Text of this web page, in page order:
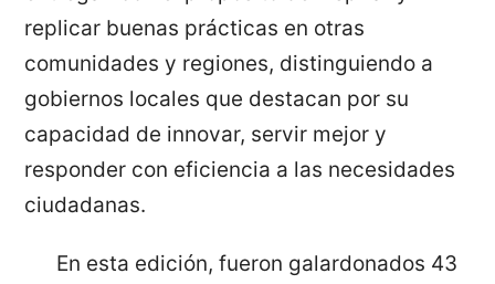
replicar buenas prácticas en otras
comunidades y regiones, distinguiendo a
gobiernos locales que destacan por su
capacidad de innovar, servir mejor y
responder con eficiencia a las necesidades
ciudadanas.
En esta edición, fueron galardonados 43